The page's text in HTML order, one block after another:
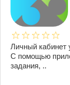
Личный кабинет
С помощью
задания, ..